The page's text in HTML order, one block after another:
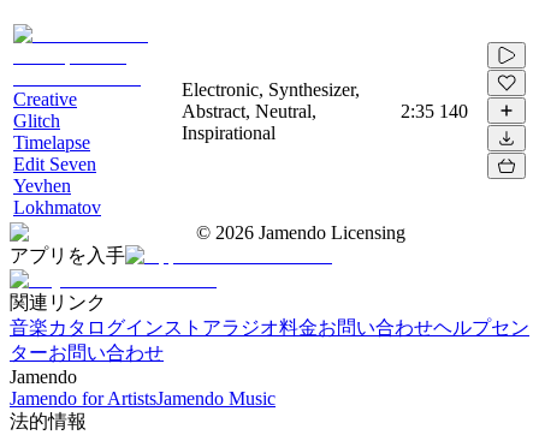
Creative
Glitch
Timelapse
Edit Seven
Yevhen
Lokhmatov
Electronic, Synthesizer,
Abstract, Neutral,
Inspirational
2:35 140
© 2026 Jamendo Licensing
アプリを入手
関連リンク
音楽カタログインストアラジオ料金お問い合わせヘルプセン
ターお問い合わせ
Jamendo
Jamendo for ArtistsJamendo Music
法的情報